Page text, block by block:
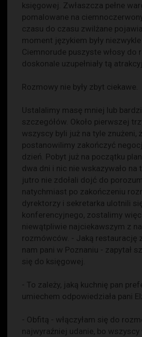
księgowej. Zwłaszcza pełne
pomalowane na
czasu do czasu zwilżane
moment językiem były niezwykle
Ciemnorude puszyste włosy do
doskonale uzupełniały tą
Rozmowy nie były zbyt ciekawe.
Ustalalimy masę mniej lub
szczegółów. Około pierwszej
wszyscy byli już na tyle znużeni,
postanowilimy zakończyć
dzień. Pobyt już na początku
dwa dni i nic nie wskazywało na
jutro nie zdołali dojć do
natychmiast po zakończeniu
dyrektorzy i sekretarka ulotnili
konferencyjnego, zostalimy
niewątpliwie najciekawszym z
rozmówców. - Jaką restaurację
nam pani w Poznaniu - zapytał
się do księgowej.
- To zależy, jaką kuchnię pan
umiechem odpowiedziała pani
- Obfitą - włączyłam się do
najwyraźniej udanie, bo